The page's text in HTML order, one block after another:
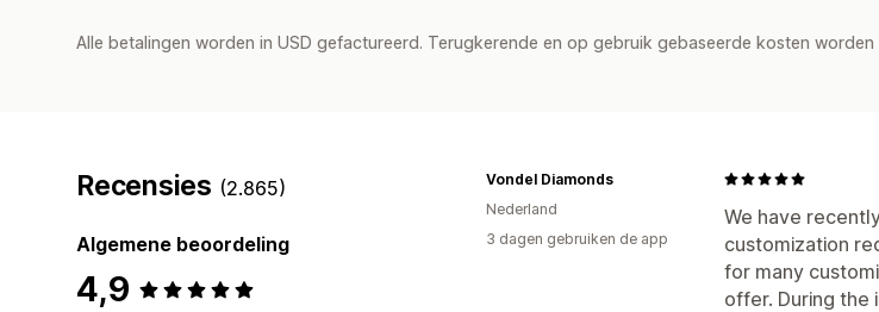
Alle betalingen worden in USD gefactureerd. Terugkerende en op gebruik gebaseerde kosten
Recensies (2.865)
Algemene beoordeling
4,9
We have
customization
for many
offer. During the
Vondel Diamonds
Nederland
3 dagen gebruiken de app